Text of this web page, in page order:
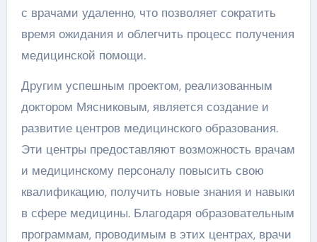
с врачами удаленно, что позволяет сократить
время ожидания и облегчить процесс получения
медицинской помощи.
Другим успешным проектом, реализованным
доктором Мясниковым, является создание и
развитие центров медицинского образования.
Эти центры предоставляют возможность врачам
и медицинскому персоналу повысить свою
квалификацию, получить новые знания и навыки
в сфере медицины. Благодаря образовательным
программам, проводимым в этих центрах, врачи